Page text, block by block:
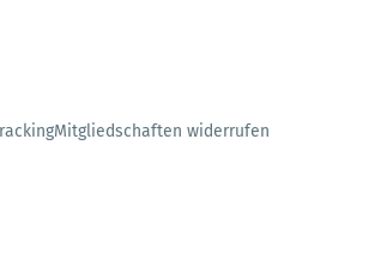
Mitgliedschaften widerrufen